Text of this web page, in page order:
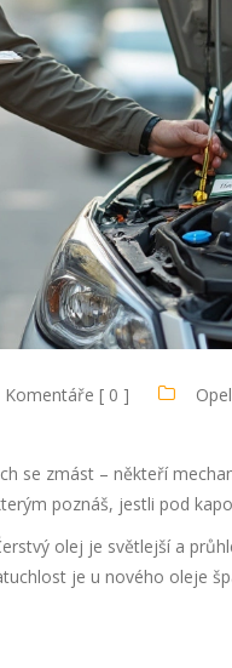
Komentáře [ 0 ] Opel
se zmást – někteří
poznáš, jestli pod
olej je světlejší a
je u nového oleje